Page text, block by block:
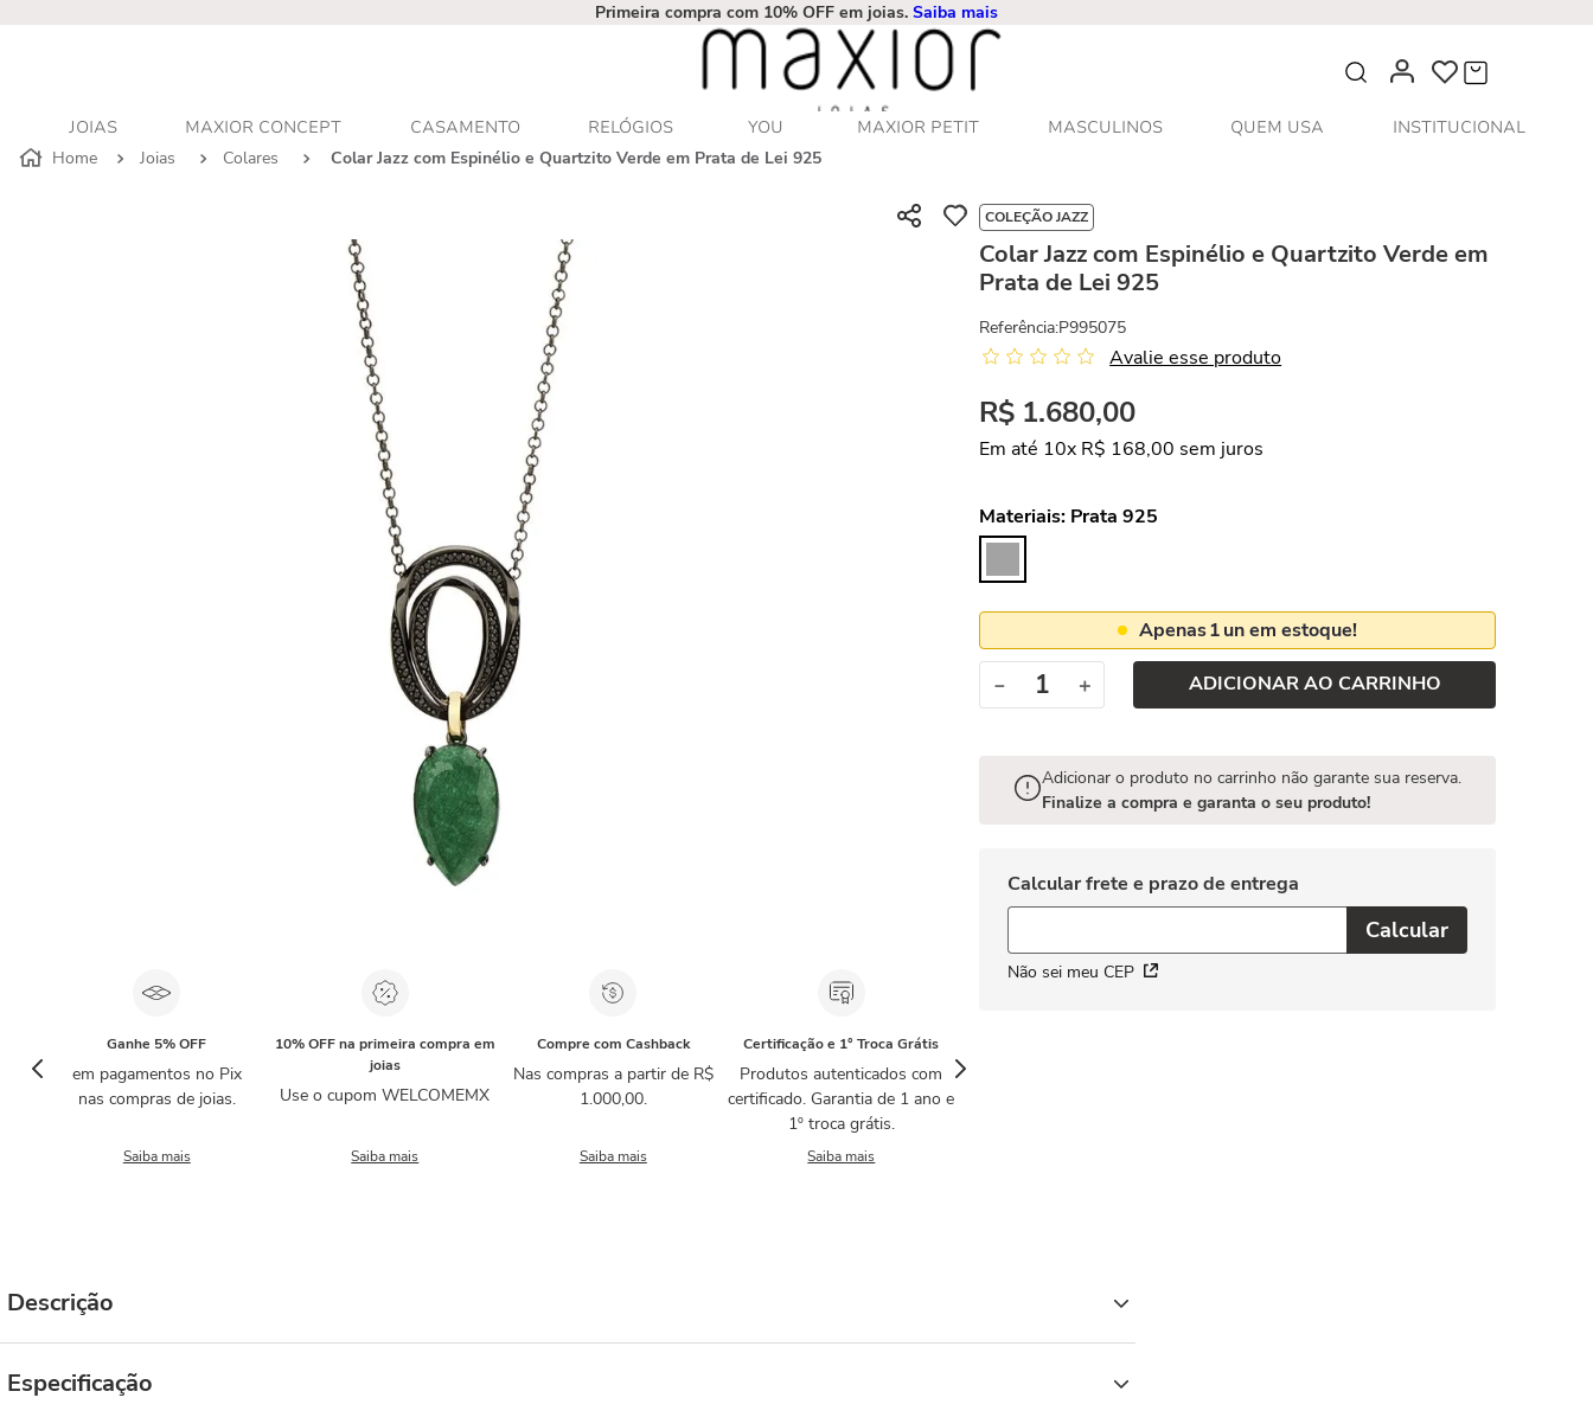
Primeira compra com 10% OFF em joias. Saiba mais
O que você procura?
JOIAS MAXIOR CONCEPT CASAMENTO RELÓGIOS YOU MAXIOR PETIT MASCULINOS QUEM USA
INSTITUCIONAL
Joias
Colares Colar Jazz com Espinélio e Quartzito Verde em Prata de Lei 925
Ganhe 5% OFF
em pagamentos no Pix
nas compras de joias.
Saiba mais
10% OFF na primeira compra em
joias
Use o cupom WELCOMEMX
Saiba mais
Compre com Cashback
Nas compras a partir de R$
1.000,00.
Saiba mais
Certificação e 1° Troca Grátis
Produtos autenticados com
certificado. Garantia de 1 ano e
1º troca grátis.
Saiba mais
COLEÇÃO JAZZ
Colar Jazz com Espinélio e Quartzito Verde em
Prata de Lei 925
Referência:P995075
Avalie esse produto
R$ 1.680,00
Em até 10x R$ 168,00 sem juros
Materiais: Prata 925
Apenas1un em estoque!
＋
－ ADICIONAR AO CARRINHO
Adicionar o produto no carrinho não garante sua reserva.
Finalize a compra e garanta o seu produto!
Não sei meu CEP
Descrição
Especificação